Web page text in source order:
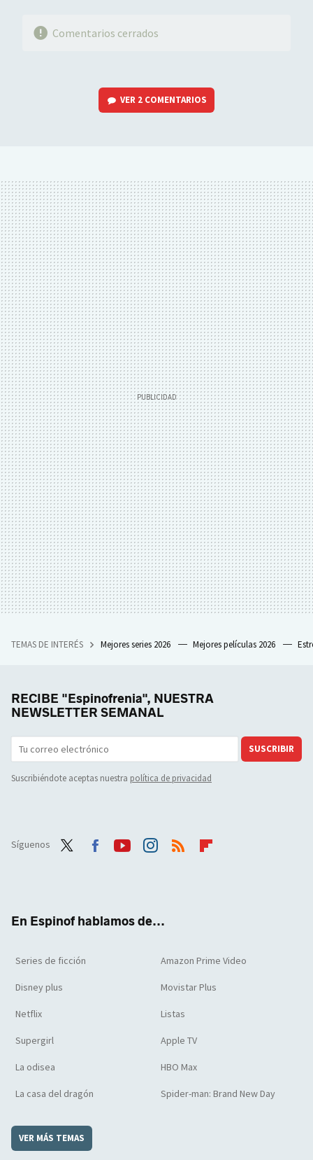
Comentarios cerrados
VER 2 COMENTARIOS
TEMAS DE INTERÉS Mejores series 2026 Mejores películas 2026
RECIBE "Espinofrenia", NUESTRA
NEWSLETTER SEMANAL
SUSCRIBIR
Suscribiéndote aceptas nuestra política de privacidad
Síguenos
En Espinof hablamos de...
Series de ficción Amazon Prime Video
Disney plus Movistar Plus
Netflix Listas
Supergirl Apple TV
La odisea HBO Max
La casa del dragón Spider-man: Brand New Day
VER MÁS TEMAS